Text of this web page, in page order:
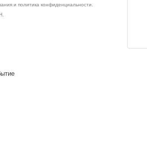
и политика конфиденциальности.